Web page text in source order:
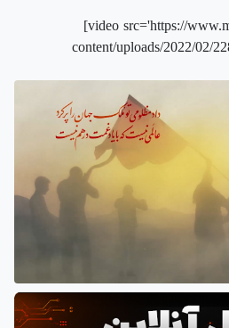
[video src='https://
content/uploads/2022/02/